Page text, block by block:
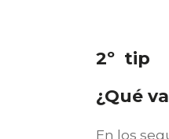
2º tip
¿Qué
En los